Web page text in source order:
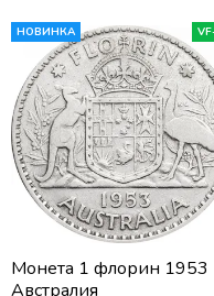
НОВИНКА
Монета 1 флорин 1953
Австралия